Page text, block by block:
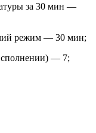
за 30 мин —
режим — 30 мин;
— 7;